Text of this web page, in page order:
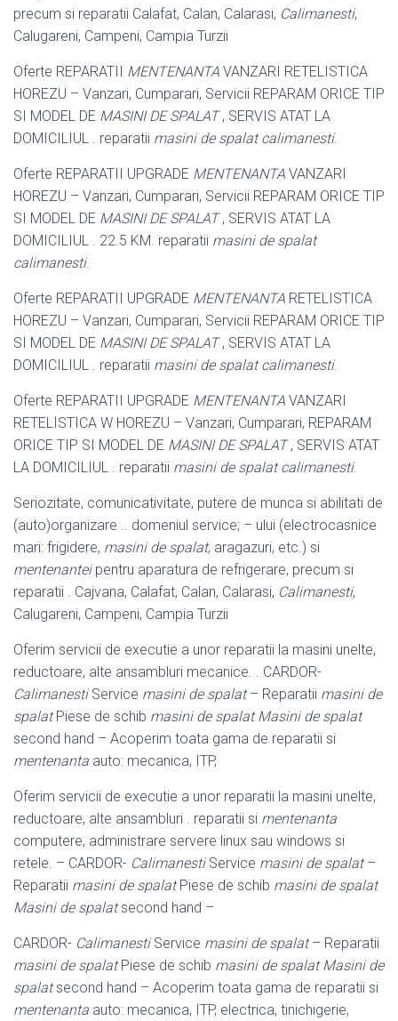
precum si reparatii Calafat, Calan, Calarasi, Calimanesti,
Calugareni, Campeni, Campia Turzii
Oferte REPARATII MENTENANTA VANZARI RETELISTICA
HOREZU – Vanzari, Cumparari, Servicii REPARAM ORICE TIP
SI MODEL DE MASINI DE SPALAT, SERVIS ATAT LA
DOMICILIUL . reparatii masini de spalat calimanesti.
Oferte REPARATII UPGRADE MENTENANTA VANZARI
HOREZU – Vanzari, Cumparari, Servicii REPARAM ORICE TIP
SI MODEL DE MASINI DE SPALAT, SERVIS ATAT LA
DOMICILIUL . 22.5 KM. reparatii masini de spalat
calimanesti.
Oferte REPARATII UPGRADE MENTENANTA RETELISTICA
HOREZU – Vanzari, Cumparari, Servicii REPARAM ORICE TIP
SI MODEL DE MASINI DE SPALAT, SERVIS ATAT LA
DOMICILIUL . reparatii masini de spalat calimanesti.
Oferte REPARATII UPGRADE MENTENANTA VANZARI
RETELISTICA W HOREZU – Vanzari, Cumparari, REPARAM
ORICE TIP SI MODEL DE MASINI DE SPALAT, SERVIS ATAT
LA DOMICILIUL . reparatii masini de spalat calimanesti.
Seriozitate, comunicativitate, putere de munca si abilitati de
(auto)organizare .. domeniul service; – ului (electrocasnice
mari: frigidere, masini de spalat, aragazuri, etc.) si
mentenanteipentru aparatura de refrigerare, precum si
reparatii . Cajvana, Calafat, Calan, Calarasi, Calimanesti,
Calugareni, Campeni, Campia Turzii
Oferim servicii de executie a unor reparatii la masini unelte,
reductoare, alte ansambluri mecanice. . CARDOR-
CalimanestiService masini de spalat– Reparatii masini de
spalatPiese de schib masini de spalat Masini de spalat
second hand – Acoperim toata gama de reparatii si
mentenanta auto: mecanica, ITP,
Oferim servicii de executie a unor reparatii la masini unelte,
reductoare, alte ansambluri . reparatii si mentenanta
computere, administrare servere linux sau windows si
retele. – CARDOR- CalimanestiService masini de spalat–
Reparatii masini de spalatPiese de schib masini de spalat
Masini de spalatsecond hand –
CARDOR- CalimanestiService masini de spalat– Reparatii
masini de spalatPiese de schib masini de spalat Masini de
spalatsecond hand – Acoperim toata gama de reparatii si
mentenanta auto: mecanica, ITP, electrica, tinichigerie,